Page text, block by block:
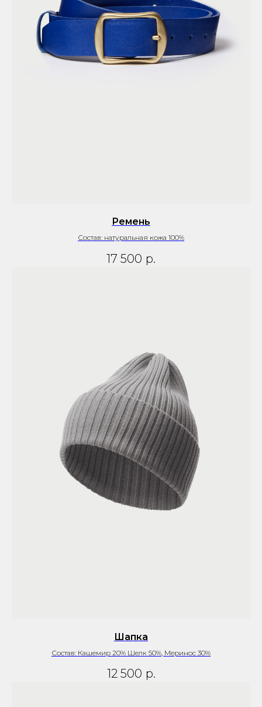
Ремень
Состав: натуральная кожа 100%
17 500 р.
Шапка
Состав: Кашемир 20% Шелк 50%, Меринос 30%
12 500 р.